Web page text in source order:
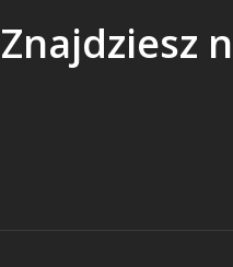
Znajdziesz